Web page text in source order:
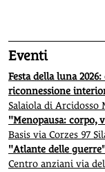
Eventi
Festa della luna
riconnessione
Salaiola di Arcidosso
"Menopausa: corpo,
Basis via Corzes 97
"Atlante delle
Centro anziani via